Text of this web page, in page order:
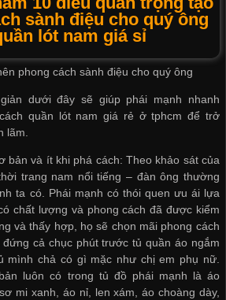
sành điệu cho quý ông
lót nam giá sỉ
phong cách sành điệu cho quý ông
dưới đây sẽ giúp phái mạnh nhanh
quần lót nam giá rẻ ở tphcm để trở
lãm.
bản và ít khi phá cách: Theo khảo sát của
trang nam nổi tiếng – đàn ông thường
ta có. Phái mạnh có thói quen ưu ái lựa
chất lượng và phong cách đã được kiểm
và thấy hợp, họ sẽ chọn mãi phong cách
cả chục phút trước tủ quần áo ngắm
mình chả có gì mặc như chị em phụ nữ.
luôn có trong tủ đồ phái mạnh là áo
mi xanh, áo nỉ, len xám, áo choàng dày,